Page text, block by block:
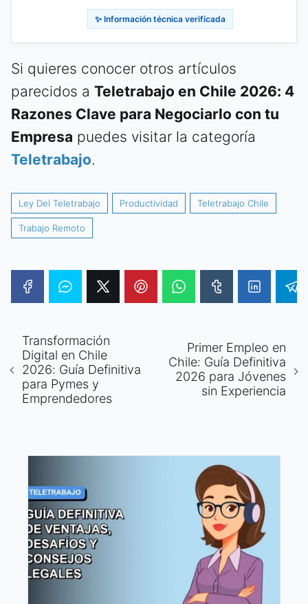
✨ Información técnica verificada
Si quieres conocer otros artículos
parecidos a Teletrabajo en Chile 2026: 4
Razones Clave para Negociarlo con tu
Empresa puedes visitar la categoría
Teletrabajo.
Ley Del Teletrabajo Productividad Teletrabajo Chile
Trabajo Remoto
Transformación
Digital en Chile
2026: Guía Definitiva
para Pymes y
Emprendedores
Primer Empleo en
Chile: Guía Definitiva
2026 para Jóvenes
sin Experiencia